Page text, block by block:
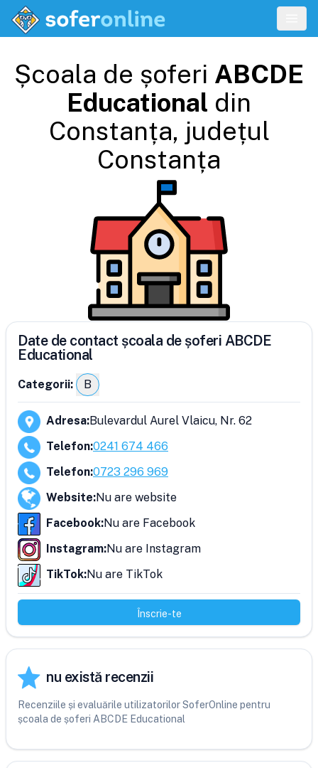
Școala de șoferi ABCDE
Educational din
Constanța, județul
Constanța
Date de contact școala de șoferi ABCDE
Educational
Categorii: B
Adresa:Bulevardul Aurel Vlaicu, Nr. 62
Telefon:0241 674 466
Telefon:0723 296 969
Website:Nu are website
Facebook:Nu are Facebook
Instagram:Nu are Instagram
TikTok:Nu are TikTok
Înscrie-te
nu există recenzii
Recenziile și evaluările utilizatorilor SoferOnline pentru
școala de șoferi ABCDE Educational